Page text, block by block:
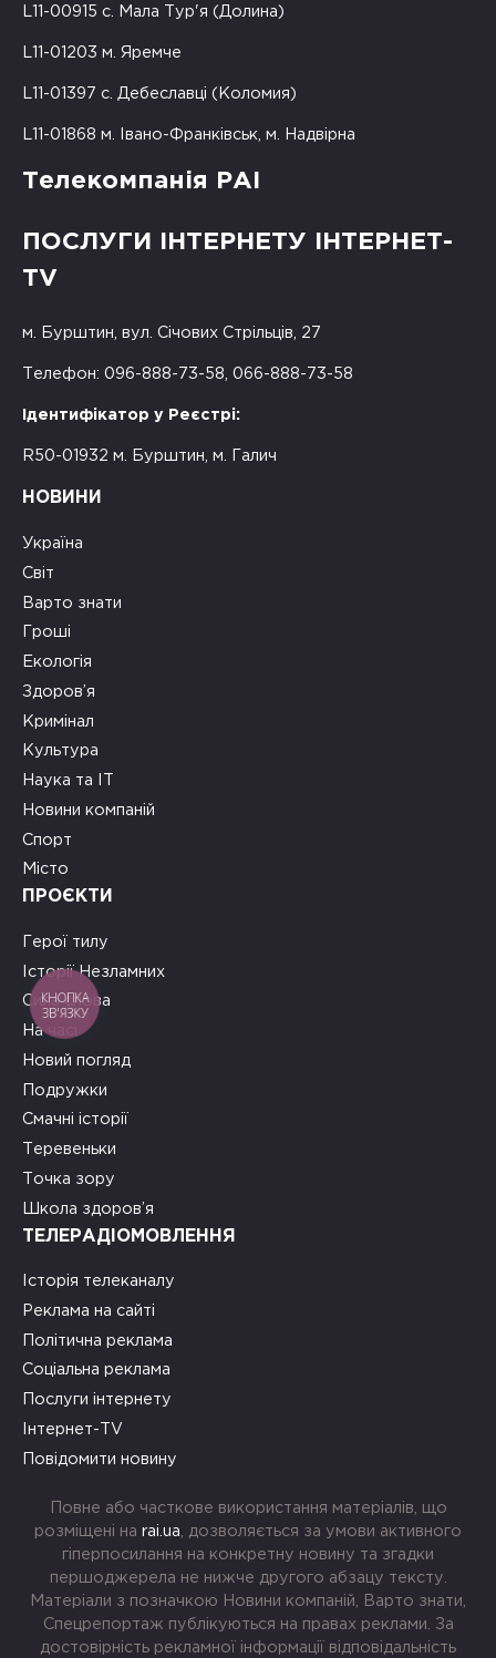
L11-00915 с. Мала Тур'я (Долина)
L11-01203 м. Яремче
L11-01397 с. Дебеславці (Коломия)
L11-01868 м. Івано-Франківськ, м. Надвірна
Телекомпанія РАІ
ПОСЛУГИ ІНТЕРНЕТУ ІНТЕРНЕТ-
TV
м. Бурштин, вул. Січових Стрільців, 27
Телефон: 096-888-73-58, 066-888-73-58
Ідентифікатор у Реєстрі:
R50-01932 м. Бурштин, м. Галич
НОВИНИ
Україна
Світ
Варто знати
Гроші
Екологія
Здоров’я
Кримінал
Культура
Наука та ІТ
Новини компаній
Спорт
Місто
ПРОЄКТИ
Герої тилу
Історії Незламних
Сила слова
На часі
Новий погляд
Подружки
Смачні історії
Теревеньки
Точка зору
Школа здоров’я
ТЕЛЕРАДІОМОВЛЕННЯ
Історія телеканалу
Реклама на сайті
Політична реклама
Соціальна реклама
Послуги інтернету
Інтернет-TV
Повідомити новину
Повне або часткове використання матеріалів, що
розміщені на rai.ua , дозволяється за умови активного
гіперпосилання на конкретну новину та згадки
першоджерела не нижче другого абзацу тексту.
Матеріали з позначкою Новини компаній, Варто знати,
Спецрепортаж публікуються на правах реклами. За
достовірність рекламної інформації відповідальність
КНОПКА
ЗВ'ЯЗКУ